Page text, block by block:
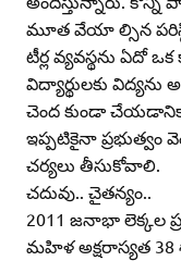
మూత వేయా ల్సిన
టీర్ల వ్యవస్థను ఏదో
విద్యార్థులకు
చెంద కుండా చేయడానికా
ఇప్పటికైనా
చర్యలు తీసుకోవాలి.
చదువు.. చైతన్యం..
2011 జనాభా లెక్కల
మహిళ అక్షరాస్యత 38